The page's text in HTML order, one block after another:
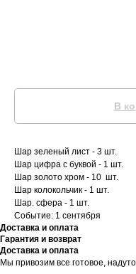
В
Шар зеленый лист - 3 шт.
Шар цифра с буквой - 1 шт.
Шар золото хром - 10 шт.
Шар колокольчик - 1 шт.
Шар. сфера - 1 шт.
Событие: 1 сентября
Доставка и оплата
Гарантия и возврат
Доставка и оплата
Мы привозим все готовое,